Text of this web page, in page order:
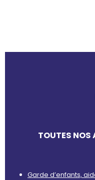
TOUTES NOS
Garde d’enfants,